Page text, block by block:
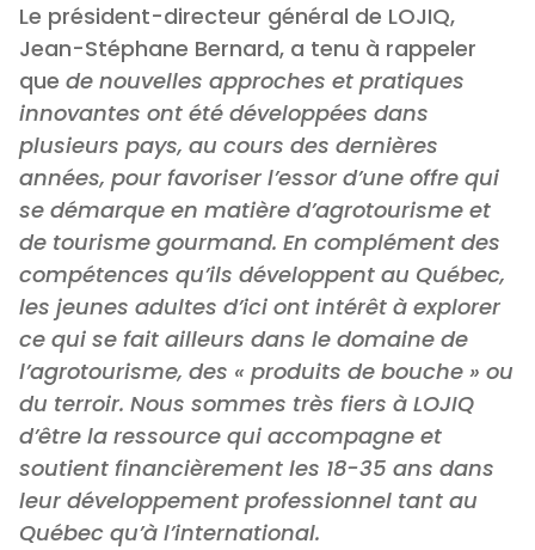
Le président-directeur général de LOJIQ,
Jean-Stéphane Bernard, a tenu à rappeler
que de nouvelles approches et pratiques
innovantes ont été développées dans
plusieurs pays, au cours des dernières
années, pour favoriser l’essor d’une offre qui
se démarque en matière d’agrotourisme et
de tourisme gourmand. En complément des
compétences qu’ils développent au Québec,
les jeunes adultes d’ici ont intérêt à explorer
ce qui se fait ailleurs dans le domaine de
l’agrotourisme, des « produits de bouche » ou
du terroir. Nous sommes très fiers à LOJIQ
d’être la ressource qui accompagne et
soutient financièrement les 18-35 ans dans
leur développement professionnel tant au
Québec qu’à l’international.